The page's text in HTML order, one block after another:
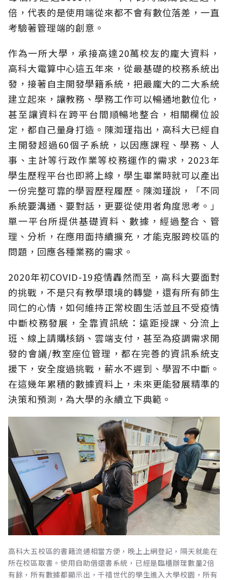
倍，代表的是使用端從來都不會有數位落差，一直
考驗著管理端的創意。
作為一所大學，承接高達20萬校友的龐大資料，
高科大電算中心這五年來，從最基礎的校務系統出
發，接著自主開發學籍系統，把最龐大的二大系統
建立起來，讓教務、學務工作可以暢通地數位化，
甚至讓資料在跨平台間順暢地整合，相關欄位設
定，都自己量身打造。陳洳瑾指出，高科大已經自
主開發超過60個子系統，以因應課程、學務、人
事、主計等行政作業等校務運作的需求，2023年
學生歷程平台也即將上線，學生畢業時就可以產出
一份完整可靠的學習歷程履歷。陳洳瑾說，「不同
系統要溝通、要對話，更要從使用者角度思考。」
單一平台所提供基礎資料、數據，經過整合、管
理、分析，在應用面持續擴充，才能克服跨校區的
問題，回應各種業務的需求。
2020年初COVID-19疫情轟然而至，高科大要面對
的挑戰，不是只有教學環境的轉變，還有所有師生
同仁的心情，如何維持正常校園生活並且不受疫情
中斷校務發展，全靠資訊統：遠距授課、分流上
班、線上請購核銷、雲端支付，甚至為疫調需求開
發的會議/教室座位管理，都在完善的資訊系統支
援下，安全度過挑戰，薪水不遲到、學習不中斷。
在這幾年累積的數據資料上，未來更能發展精準的
決策和預測，為大學的永續立下典範。
高科大五校區的書籍流通相當方便，晚上上網登記，隔天就能在
所在校區取書。使用自助借還書系統，已經是臨櫃辦理數量2倍
有餘，所有數據都顯示出，千禧世代的學生進入大學校園，所有